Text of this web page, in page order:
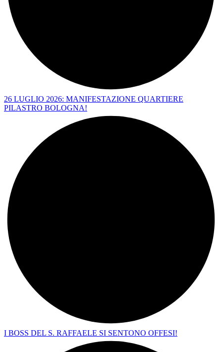
26 LUGLIO 2026: MANIFESTAZIONE QUARTIERE
PILASTRO BOLOGNA!
I BOSS DEL S. RAFFAELE SI SENTONO OFFESI!